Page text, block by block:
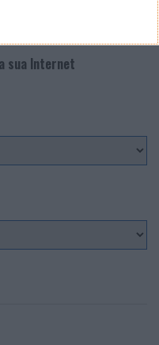
sua Internet